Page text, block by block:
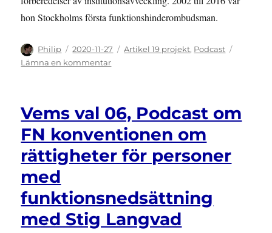
hon Stockholms första funktionshinderombudsman.
Författare
Philip
Publicerat
den
2020-11-27 Kategorier
Artikel 19 projekt, Podcast
Lämna en kommentartill
Podcast
om
institutionsavveckling
i
Sverige
Vems val 06, Podcast om
FN konventionen om
rättigheter för personer
med
funktionsnedsättning
med Stig Langvad